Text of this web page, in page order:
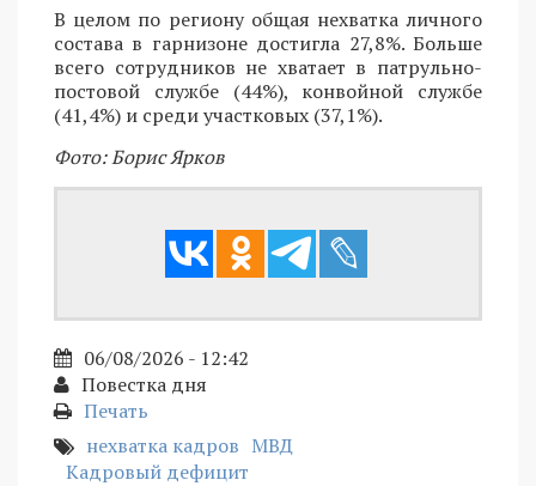
В целом по региону общая нехватка личного
состава в гарнизоне достигла 27,8%. Больше
всего сотрудников не хватает в патрульно-
постовой службе (44%), конвойной службе
(41,4%) и среди участковых (37,1%).
Фото: Борис Ярков
06/08/2026 - 12:42
Повестка дня
Печать
нехватка кадров МВД
Кадровый дефицит